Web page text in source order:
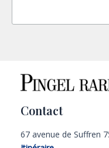
Contact
67 avenue de Suffren